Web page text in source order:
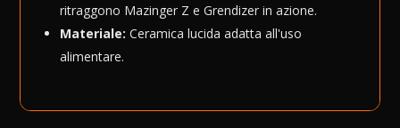
ritraggono Mazinger Z e Grendizer in azione.
Materiale: Ceramica lucida adatta all'uso
alimentare.